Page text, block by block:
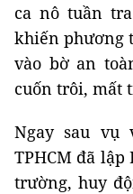
ca nô tuần
khiến phương
vào bờ an
cuốn trôi, mất
Ngay sau vụ
TPHCM đã
trường, huy